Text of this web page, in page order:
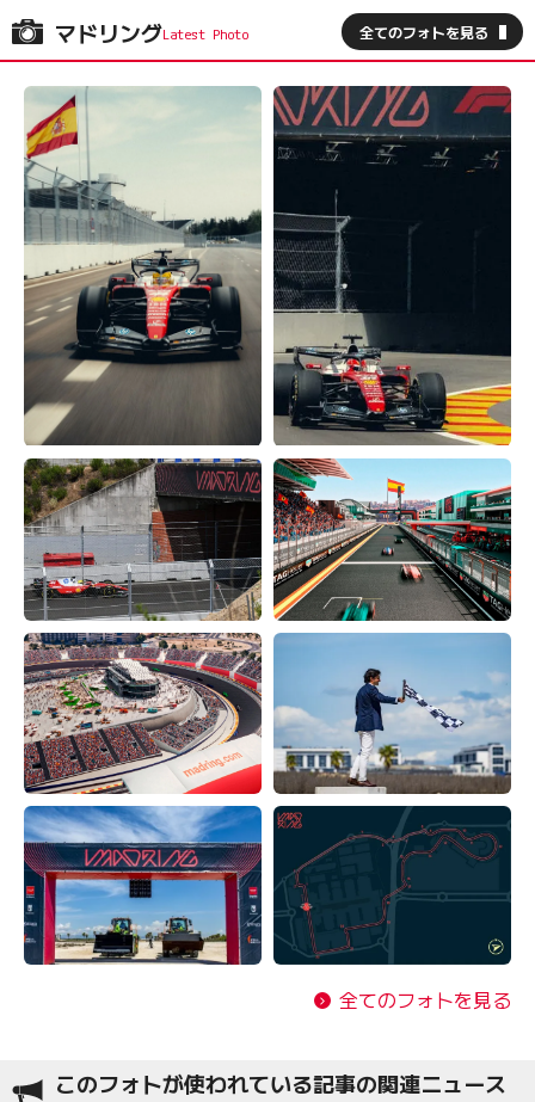
マドリング 全てのフォトを見る
全てのフォトを見る
このフォトが使われている記事の関連ニュース